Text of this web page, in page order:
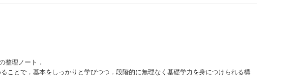
整理ノート．
ことで，基本をしっかりと学びつつ，段階的に無理なく基礎学力を身につけられる構